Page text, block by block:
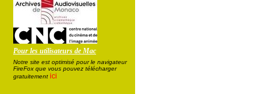
Pour les utilisateurs de Mac
Notre site est optimisé pour le navigateur
FireFox que vous pouvez télécharger
gratuitement ici